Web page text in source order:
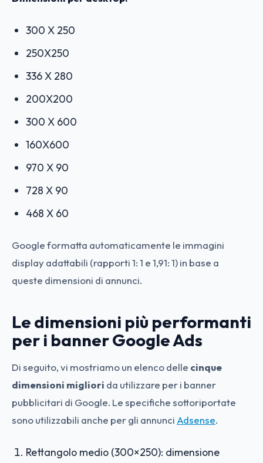
300 X 250
250X250
336 X 280
200X200
300 X 600
160X600
970 X 90
728 X 90
468 X 60
Google formatta automaticamente le immagini
display adattabili (rapporti 1: 1 e 1,91: 1) in base a
queste dimensioni di annunci.
Le dimensioni più performanti
per i banner Google Ads
Di seguito, vi mostriamo un elenco delle cinque
dimensioni migliori da utilizzare per i banner
pubblicitari di Google. Le specifiche sottoriportate
sono utilizzabili anche per gli annunci Adsense.
Rettangolo medio (300×250): dimensione